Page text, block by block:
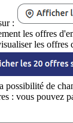
:
les offres
les offres
possibilité de
: vous pouvez